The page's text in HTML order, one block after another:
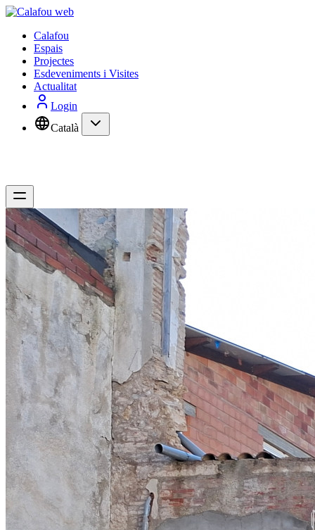
Calafou
Espais
Projectes
Esdeveniments i Visites
Actualitat
Login
Català